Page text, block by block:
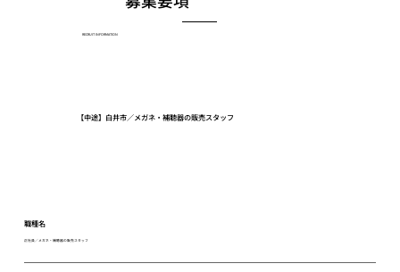
RECRUIT INFORMATION
【中途】白井市／メガネ・補聴器の販売スタッフ
職種名
正社員／メガネ・補聴器の販売スタッフ